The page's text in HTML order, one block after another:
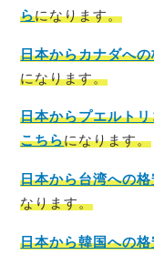
らになります。
日本からカナダへ
になります。
日本からプエルト
こちらになります。
日本から台湾への
なります。
日本から韓国への